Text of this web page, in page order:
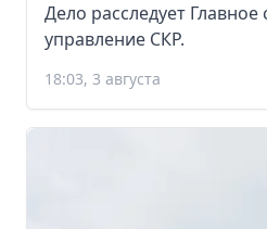
Дело расследует Главное
управление СКР.
18:03, 3 августа